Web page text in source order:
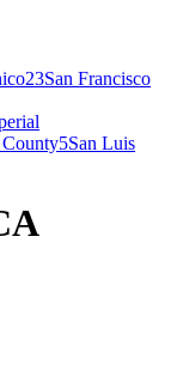
23San Francisco
5San Luis